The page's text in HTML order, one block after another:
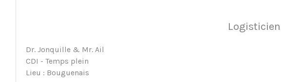
Dr. Jonquille & Mr. Ail
CDI - Temps plein
Lieu : Bouguenais